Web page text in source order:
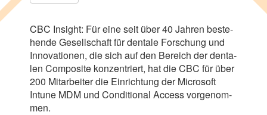
CBC Insight: Für eine seit über40 Jah­ren beste­
hende Gesell­schaft für den­tale For­schung und
Inno­va­tio­nen, die sich auf den Bereich der den­ta­
len Com­po­site kon­zen­triert, hat dieCBC für über
200 Mit­ar­bei­ter die Ein­rich­tung der Micro­soft
Intune MDM und Con­di­tio­nal Access vor­ge­nom­
men.